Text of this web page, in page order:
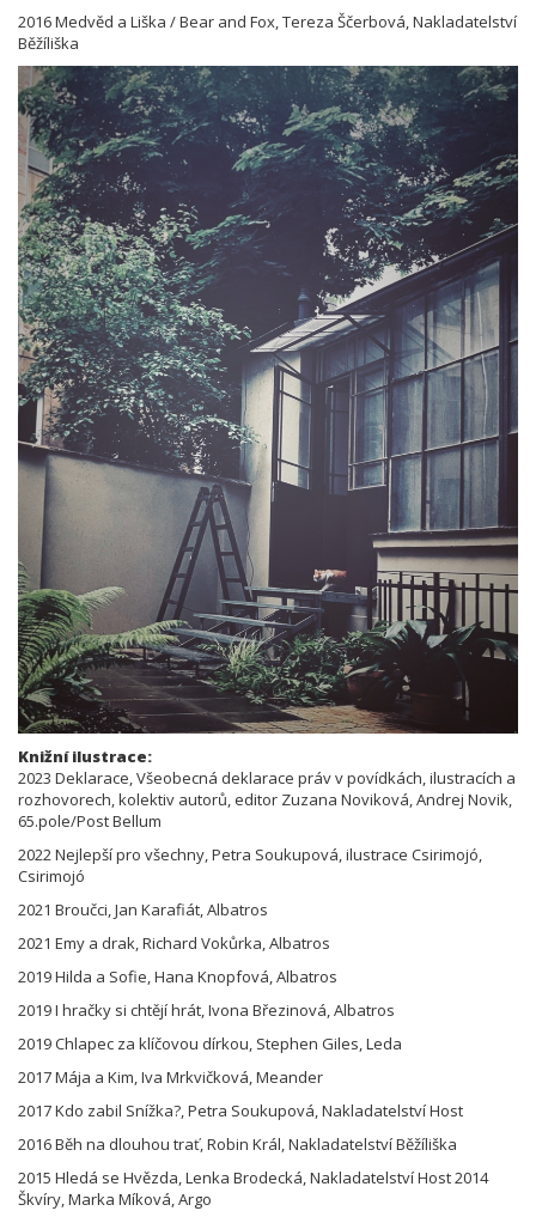
2016 Medvěd a Liška / Bear and Fox, Tereza Ščerbová, Nakladatelství
Běžíliška
Knižní ilustrace:
2023 Deklarace, Všeobecná deklarace práv v povídkách, ilustracích a
rozhovorech, kolektiv autorů, editor Zuzana Noviková, Andrej Novik,
65.pole/Post Bellum
2022 Nejlepší pro všechny, Petra Soukupová, ilustrace Csirimojó,
Csirimojó
2021 Broučci, Jan Karafiát, Albatros
2021 Emy a drak, Richard Vokůrka, Albatros
2019 Hilda a Sofie, Hana Knopfová, Albatros
2019 I hračky si chtějí hrát, Ivona Březinová, Albatros
2019 Chlapec za klíčovou dírkou, Stephen Giles, Leda
2017 Mája a Kim, Iva Mrkvičková, Meander
2017 Kdo zabil Snížka?, Petra Soukupová, Nakladatelství Host
2016 Běh na dlouhou trať, Robin Král, Nakladatelství Běžíliška
2015 Hledá se Hvězda, Lenka Brodecká, Nakladatelství Host 2014
Škvíry, Marka Míková, Argo